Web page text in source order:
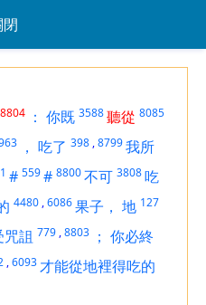
8804 ： 你既 3588聽從 8085
， 吃了 398 ,8799我所
# 559# 8800不可 3808吃
4480 ,6086果子， 地 127
咒詛 779 ,8803 ； 你必終
,6093才能從地裡得吃的